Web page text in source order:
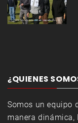
¿QUIENES
Somos un equipo
manera dinámica,